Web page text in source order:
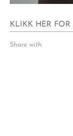
KLIKK HER
Share with